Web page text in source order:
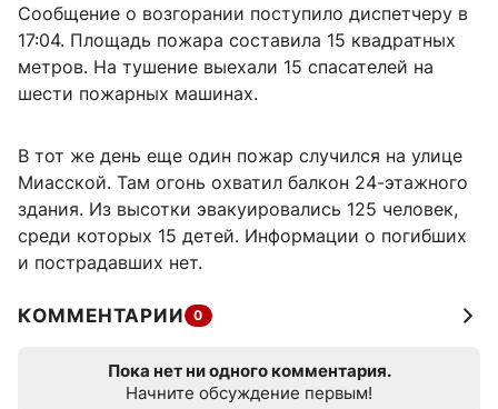
Сообщение о возгорании поступило диспетчеру в
17:04. Площадь пожара составила 15 квадратных
метров. На тушение выехали 15 спасателей на
шести пожарных машинах.
В тот же день еще один пожар случился на улице
Миасской. Там огонь охватил балкон 24-этажного
здания. Из высотки эвакуировались 125 человек,
среди которых 15 детей. Информации о погибших
и пострадавших нет.
КОММЕНТАРИИ 0
Пока нет ни одного комментария.
Начните обсуждение первым!